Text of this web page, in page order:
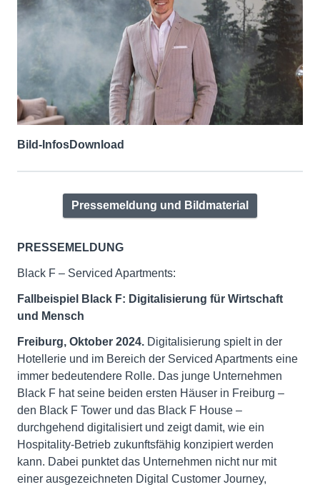
Bild-InfosDownload
Pressemeldung und Bildmaterial
PRESSEMELDUNG
Black F – Serviced Apartments:
Fallbeispiel Black F: Digitalisierung für Wirtschaft
und Mensch
Freiburg, Oktober 2024. Digitalisierung spielt in der
Hotellerie und im Bereich der Serviced Apartments eine
immer bedeutendere Rolle. Das junge Unternehmen
Black F hat seine beiden ersten Häuser in Freiburg –
den Black F Tower und das Black F House –
durchgehend digitalisiert und zeigt damit, wie ein
Hospitality-Betrieb zukunftsfähig konzipiert werden
kann. Dabei punktet das Unternehmen nicht nur mit
einer ausgezeichneten Digital Customer Journey,